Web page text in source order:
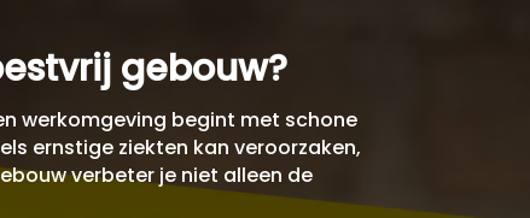
gebouw?
werkomgeving begint met schone
ernstige ziekten kan veroorzaken,
verbeter je niet alleen de